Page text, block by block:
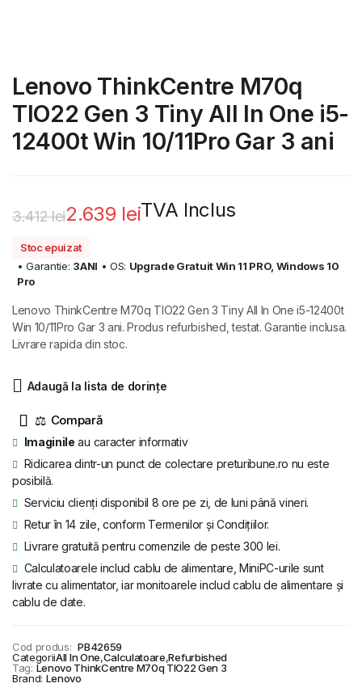
Lenovo ThinkCentre M70q
TIO22 Gen 3 Tiny All In One i5-
12400t Win 10/11Pro Gar 3 ani
3.412lei
inițial
fost:
3.412 lei.
2.639 lei
curent
2.639 lei.
TVA Inclus
Stoc epuizat
• Garantie: 3ANI • OS: Upgrade Gratuit Win 11 PRO, Windows 10
Pro
Lenovo ThinkCentre M70q TIO22 Gen 3 Tiny All In One i5-12400t
Win 10/11Pro Gar 3 ani. Produs refurbished, testat. Garantie inclusa.
Livrare rapida din stoc.
Adaugă la lista de dorințe
⚖
Imaginile au caracter informativ
Ridicarea dintr-un punct de colectare preturibune.ro nu este
posibilă.
Serviciu clienți disponibil 8 ore pe zi, de luni până vineri.
Retur în 14 zile, conform Termenilor și Condițiilor.
Livrare gratuită pentru comenzile de peste 300 lei.
Calculatoarele includ cablu de alimentare, MiniPC-urile sunt
livrate cu alimentator, iar monitoarele includ cablu de alimentare și
cablu de date.
Cod produs: PB42659
CategoriiAll In One,Calculatoare,Refurbished
Tag: Lenovo ThinkCentre M70q TIO22 Gen 3
Brand: Lenovo